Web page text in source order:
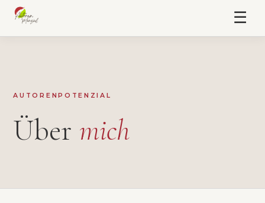
☰
AUTORENPOTENZIAL
Über mich